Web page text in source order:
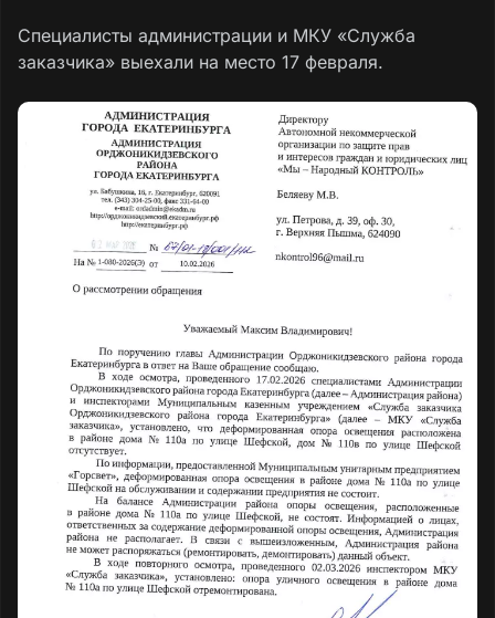
Специалисты администрации и МКУ «Служба
заказчика» выехали на место 17 февраля.